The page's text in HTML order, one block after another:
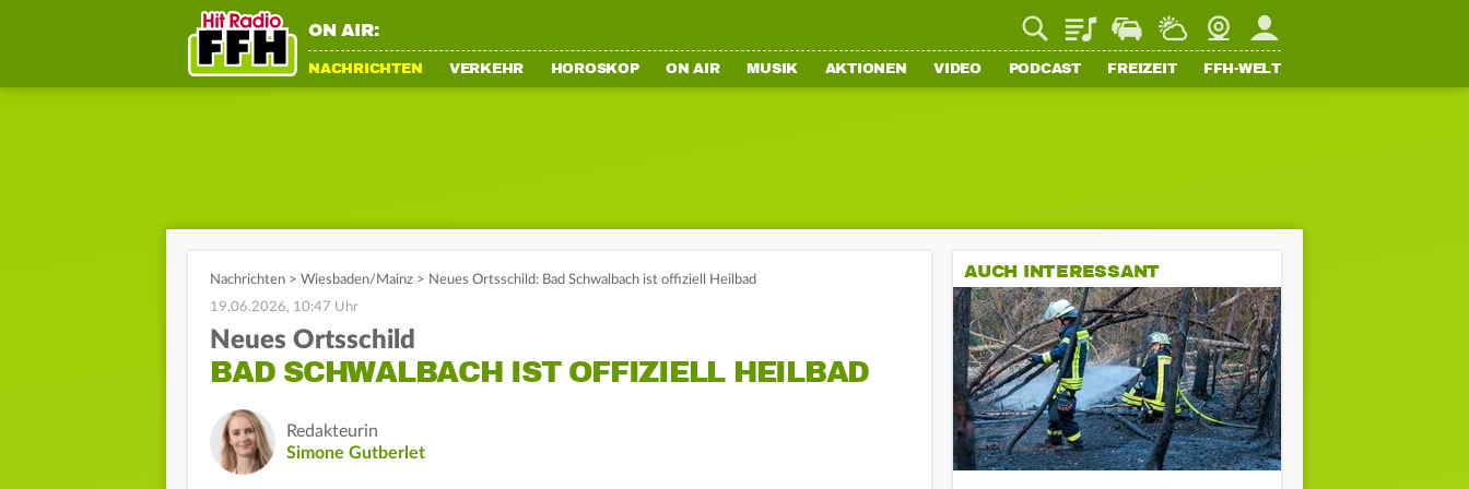
ON AIR: PlaylistStaupilotWetterWebcamMein FFH
NACHRICHTEN VERKEHR HOROSKOP ON AIR MUSIK AKTIONEN VIDEO PODCAST FREIZEIT FFH-WELT
Nachrichten > Wiesbaden/Mainz > Neues Ortsschild: Bad Schwalbach ist offiziell Heilbad
19.06.2026, 10:47 Uhr
Neues Ortsschild
BAD SCHWALBACH IST OFFIZIELL HEILBAD
Redakteurin
Simone Gutberlet
AUCH INTERESSANT